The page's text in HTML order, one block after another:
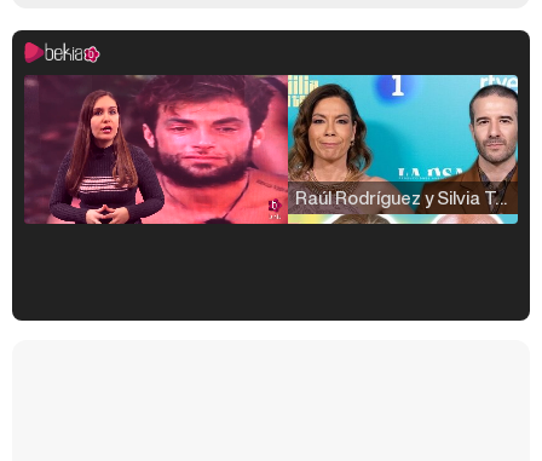
Raúl Rodríguez y Silvia Taulés nos cuentan su papel en 'La familia de la tele'